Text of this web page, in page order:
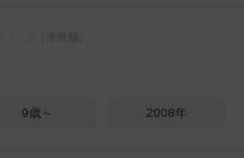
9歳～ 2008年